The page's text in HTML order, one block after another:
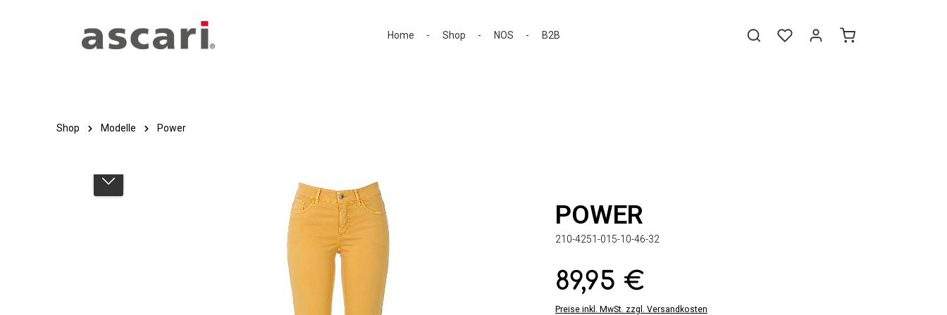
Home
Shop NOS B2B
Shop Modelle Power
POWER
210-4251-015-10-46-32
Regulärer Preis:
89,95 €
Preise inkl. MwSt. zzgl. Versandkosten